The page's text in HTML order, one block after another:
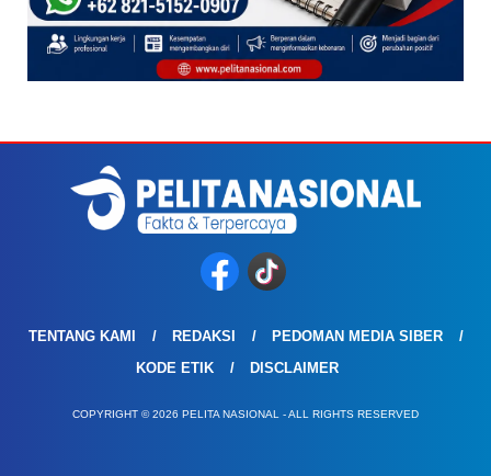
TENTANG KAMI REDAKSI
PEDOMAN MEDIA SIBER
KODE ETIK
DISCLAIMER
COPYRIGHT © 2026 PELITA NASIONAL - ALL RIGHTS RESERVED